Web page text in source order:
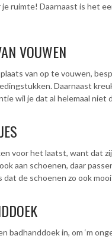
ruimte! Daarnaast is het
VOUWEN
van op te vouwen,
Daarnaast
wil je dat al helemaal niet
voor het laatst, want dat
aan schoenen, daar
de schoenen zo ook
badhanddoek in, om ‘m